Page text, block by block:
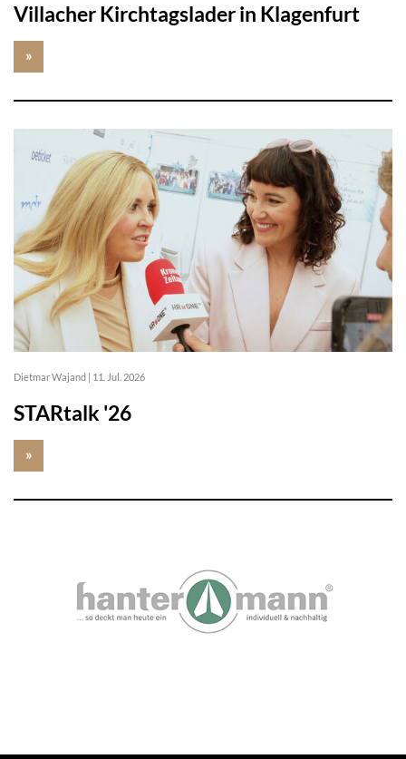
Villacher Kirchtagslader in Klagenfurt
»
Dietmar Wajand | 11. Jul. 2026
STARtalk '26
»